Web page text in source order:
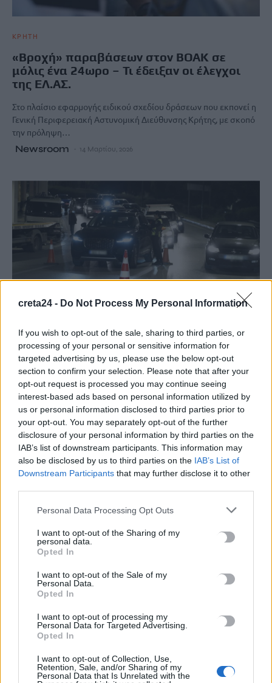
creta24 - Do Not Process My Personal Information
If you wish to opt-out of the sale, sharing to third parties, or
processing of your personal or sensitive information for
targeted advertising by us, please use the below opt-out
section to confirm your selection. Please note that after your
opt-out request is processed you may continue seeing
interest-based ads based on personal information utilized by
us or personal information disclosed to third parties prior to
your opt-out. You may separately opt-out of the further
disclosure of your personal information by third parties on the
IAB’s list of downstream participants. This information may
also be disclosed by us to third parties on the IAB’s List of
Downstream Participants that may further disclose it to other
Personal Data Processing Opt Outs
I want to opt-out of the Sharing of my
personal data.
Opted In
I want to opt-out of the Sale of my
Personal Data.
Opted In
I want to opt-out of processing my
Personal Data for Targeted Advertising.
Opted In
I want to opt-out of Collection, Use,
Retention, Sale, and/or Sharing of my
Personal Data that Is Unrelated with the
ΚΡΗΤΗ
«Βροχή» παραβάσεων στον ΒΟΑΚ σε
μόλις ένα 24ωρο – Τι έδειξαν οι έλεγχοι
της ΕΛ.ΑΣ.
Στο πλαίσιο εφαρμογής ειδικού σχεδίου δράσεων που εκπονεί η
Γενική Περιφερειακή Αστυνομική Διεύθυνσης Κρήτης, με σκοπό
την πρόληψη…
Newsroom 14 Μαρτίου, 2026
ΚΟΙΝΩΝΙΑ
Θεσσαλονίκη: Οδηγός έτρεχε με 186 χλμ
σε δρόμο με όριο τα 90!
Οι εντατικοί έλεγχοι της Τροχαίας Θεσσαλονίκης συνεχίζονται με
ιδιαίτερη έμφαση στην οδήγηση υπό την επήρεια αλκοόλ, την
υπερβολική ταχύτητα και τις επικίνδυνες…
Newsroom 21 Φεβρουαρίου, 2026
καθημερινά
7 Αυγούστου, 2026
Σε εξέλιξη οι δηλώσεις Πόθεν Έσχες – Αναλυτικά η
7 Αυγούστου, 2026
7 Αυγούστου, 2026